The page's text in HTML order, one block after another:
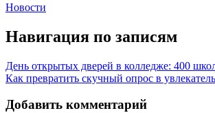
Новости
Навигация по записям
День открытых дверей в колледже: 400
Как превратить скучный опрос в
Добавить комментарий